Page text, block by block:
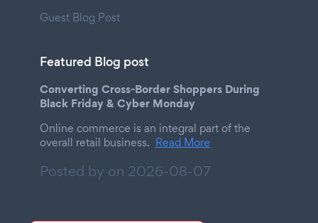
Guest Blog Post
Featured Blog post
Converting Cross-Border Shoppers During
Black Friday & Cyber Monday
Online commerce is an integral part of the
overall retail business. Read More
Posted by on 2026-08-07